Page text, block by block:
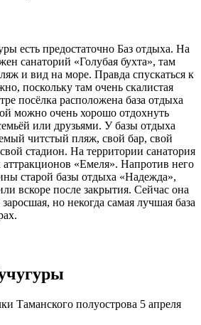
есть предостаточно Баз отдыха. На
санаторий «Голубая бухта», там
и вид на море. Правда спускаться к
поскольку там очень скалистая
посёлка расположена база отдыха
можно очень хорошо отдохнуть
или друзьями. У базы отдыха
читстый пляж, свой бар, свой
стадион. На территории санатория
«Емеля». Напротив него
старой базы отдыха «Надежда»,
вскоре после закрытия. Сейчас она
но некогда самая лучшая база
Таманского полуострова 5 апреля